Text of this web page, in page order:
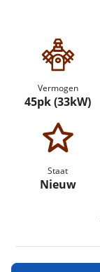
Vermogen
45pk (33kW)
Staat
Nieuw